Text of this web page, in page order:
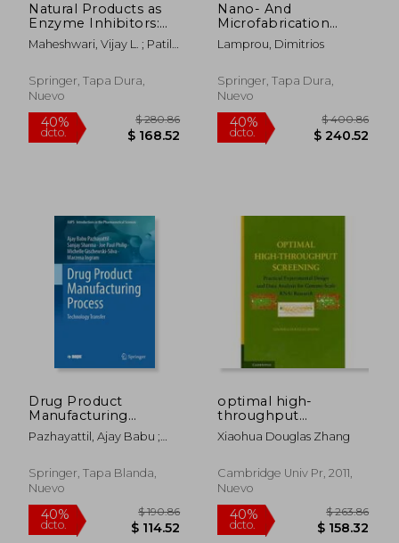
40%
dcto.
$ 265.86
$ 159.52
45%
dcto.
dcto. $ 114.52 dcto.
Natural Products as
Enzyme Inhibitors:
An Industrial
Perspective (en
Maheshwari, Vijay L. ; Patil,
Springer, Tapa Dura,
Nuevo
Nano- And
Microfabrication
Techniques in Drug
Delivery: Recent
Future Prospects (en
Inglés)
Lamprou, Dimitrios
Springer, Tapa Dura,
Nuevo
Drug Product
Manufacturing
Process: Technology
Transfer (en Inglés)
Pazhayattil, Ajay Babu ;
Joe Paul
Springer, Tapa Blanda,
Nuevo
optimal high-
throughput
screening,practical
experimental design
genome-ccale rnai
research
Xiaohua Douglas Zhang
Cambridge Univ Pr, 2011,
Nuevo